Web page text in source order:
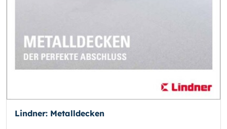
Lindner: Metalldecken